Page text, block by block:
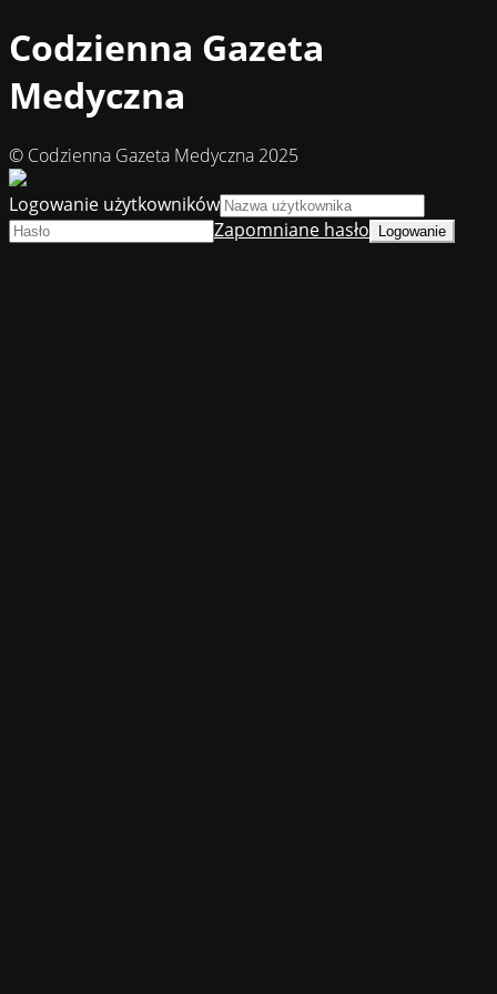
Codzienna Gazeta
Medyczna
© Codzienna Gazeta Medyczna 2025
Logowanie użytkowników
Zapomniane hasło